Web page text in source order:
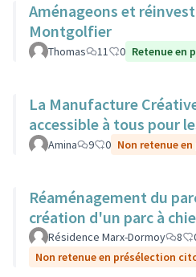
Aménageons et
Montgolfier
Thomas 11 0 Retenue en
La Manufacture
accessible à tous pour
Amina 9 0 Non retenue
Réaménagement du
création d'un parc à
Résidence Marx-Dormoy 8
Non retenue en présélection